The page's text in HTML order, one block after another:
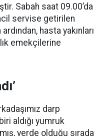
Sabah saat 09.00’da
servise getirilen
hasta yakınları
emekçilerine
darp
aldığı yumruk
yerde olduğu sırada